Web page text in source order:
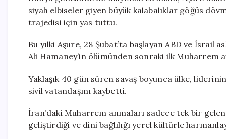
siyah elbiseler giyen büyük kalabalıklar göğüs
trajedisi için yas tuttu.
Bu yılki Aşure, 28 Şubat’ta başlayan ABD ve İsrail
Ali Hamaney’in ölümünden sonraki ilk Muharrem
Yaklaşık 40 gün süren savaş boyunca ülke,
sivil vatandaşını kaybetti.
İran’daki Muharrem anmaları sadece tek bir
geliştirdiği ve dini bağlılığı yerel kültürle